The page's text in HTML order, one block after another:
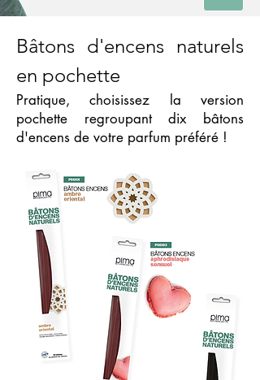
Bâtons d'encens naturels
en pochette
Pratique, choisissez la version
pochette regroupant dix bâtons
d'encens de votre parfum préféré !